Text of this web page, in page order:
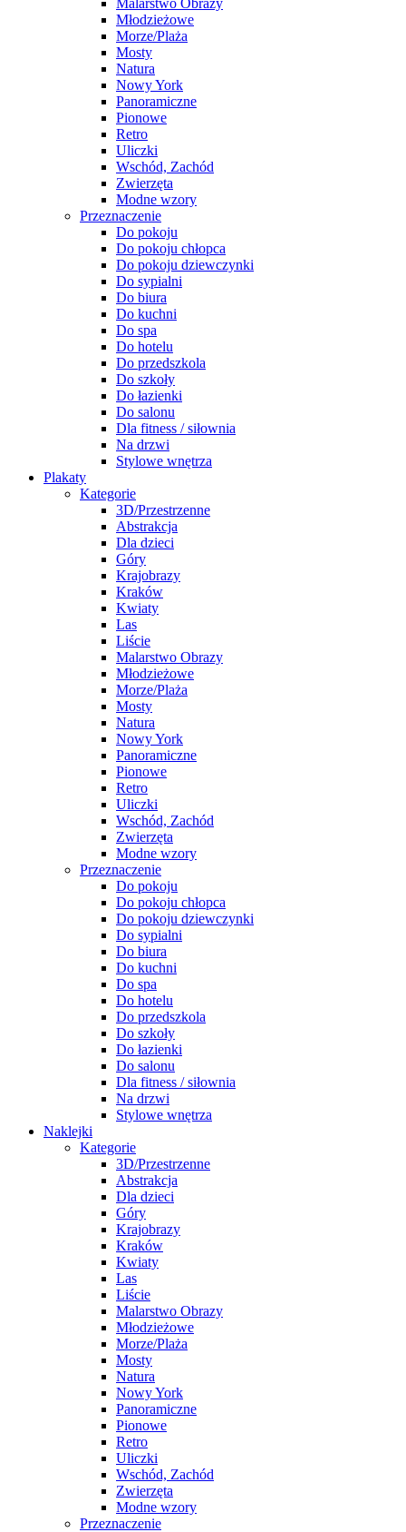
Malarstwo Obrazy
Młodzieżowe
Morze/Plaża
Mosty
Natura
Nowy York
Panoramiczne
Pionowe
Retro
Uliczki
Wschód, Zachód
Zwierzęta
Modne wzory
Przeznaczenie
Do pokoju
Do pokoju chłopca
Do pokoju dziewczynki
Do sypialni
Do biura
Do kuchni
Do spa
Do hotelu
Do przedszkola
Do szkoły
Do łazienki
Do salonu
Dla fitness / siłownia
Na drzwi
Stylowe wnętrza
Plakaty
Kategorie
3D/Przestrzenne
Abstrakcja
Dla dzieci
Góry
Krajobrazy
Kraków
Kwiaty
Las
Liście
Malarstwo Obrazy
Młodzieżowe
Morze/Plaża
Mosty
Natura
Nowy York
Panoramiczne
Pionowe
Retro
Uliczki
Wschód, Zachód
Zwierzęta
Modne wzory
Przeznaczenie
Do pokoju
Do pokoju chłopca
Do pokoju dziewczynki
Do sypialni
Do biura
Do kuchni
Do spa
Do hotelu
Do przedszkola
Do szkoły
Do łazienki
Do salonu
Dla fitness / siłownia
Na drzwi
Stylowe wnętrza
Naklejki
Kategorie
3D/Przestrzenne
Abstrakcja
Dla dzieci
Góry
Krajobrazy
Kraków
Kwiaty
Las
Liście
Malarstwo Obrazy
Młodzieżowe
Morze/Plaża
Mosty
Natura
Nowy York
Panoramiczne
Pionowe
Retro
Uliczki
Wschód, Zachód
Zwierzęta
Modne wzory
Przeznaczenie